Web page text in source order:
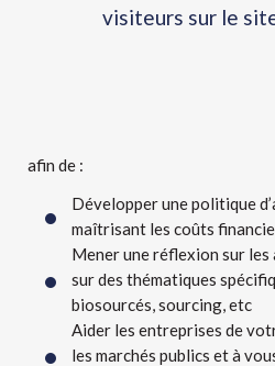
visiteurs sur le
afin de :
Développer une politique
maîtrisant les coûts
Mener une réflexion sur
sur des thématiques
biosourcés, sourcing, etc
Aider les entreprises de
les marchés publics et à